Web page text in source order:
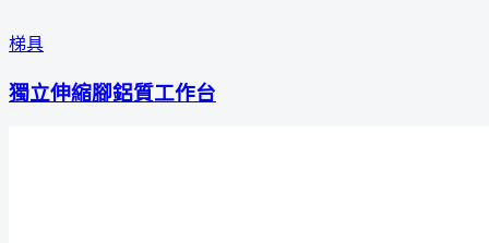
梯具
獨立伸縮腳鋁質工作台